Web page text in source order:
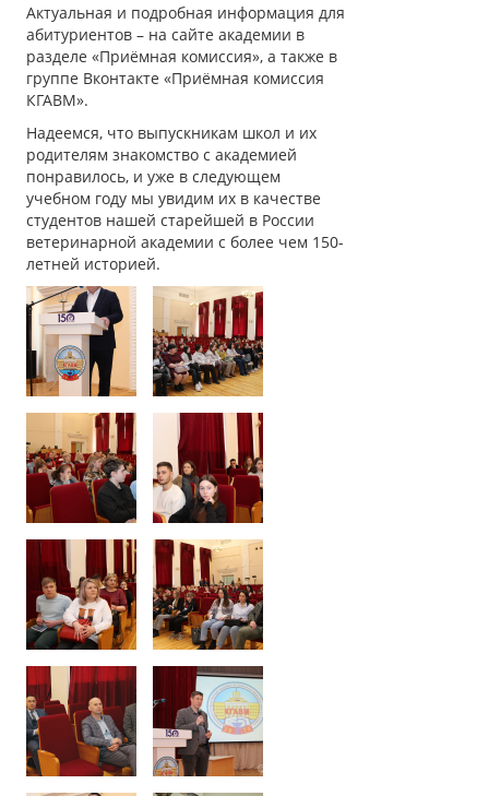
Актуальная и подробная информация для
абитуриентов – на сайте академии в
разделе «Приёмная комиссия», а также в
группе Вконтакте «Приёмная комиссия
КГАВМ».
Надеемся, что выпускникам школ и их
родителям знакомство с академией
понравилось, и уже в следующем
учебном году мы увидим их в качестве
студентов нашей старейшей в России
ветеринарной академии с более чем 150-
летней историей.